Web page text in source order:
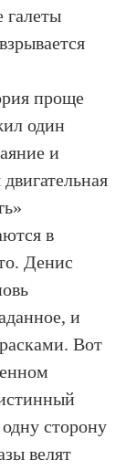
галеты
проще
один
и
в
Денис
и
Вот
сторону
велят